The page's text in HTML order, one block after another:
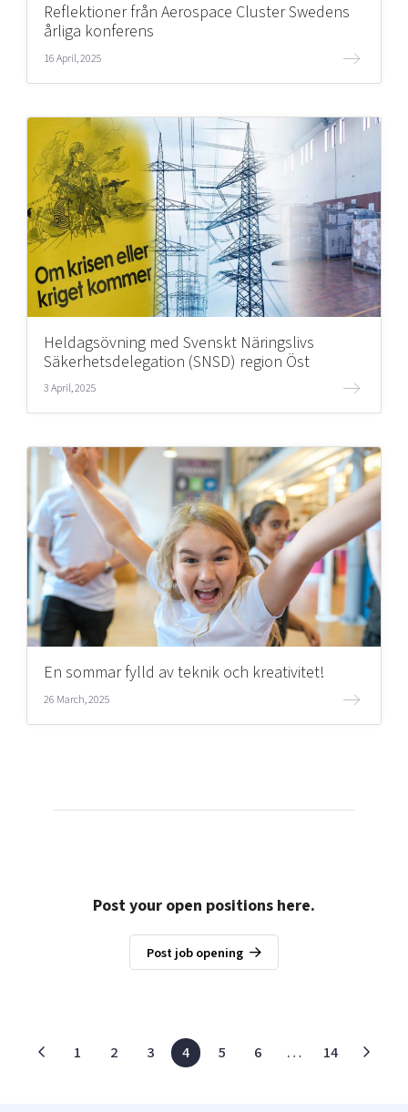
Reflektioner från Aerospace Cluster Swedens
årliga konferens
16 April, 2025
Heldagsövning med Svenskt Näringslivs
Säkerhetsdelegation (SNSD) region Öst
3 April, 2025
En sommar fylld av teknik och kreativitet!
26 March, 2025
Post your open positions here.
Post job opening
1 2 3 4 5 6 … 14